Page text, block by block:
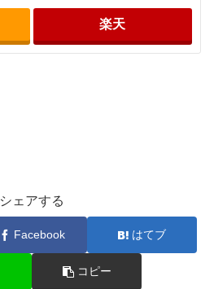
楽天
シェアする
Facebook はてブ
コピー